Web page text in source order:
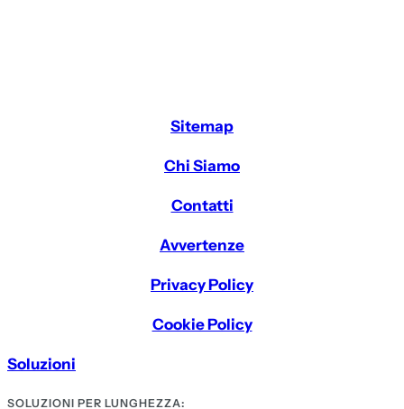
Sitemap
Chi Siamo
Contatti
Avvertenze
Privacy Policy
Cookie Policy
Soluzioni
SOLUZIONI PER LUNGHEZZA: